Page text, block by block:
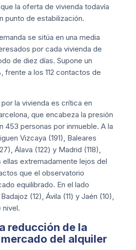
la oferta de vivienda todavía
punto de estabilización.
se sitúa en una media
por cada vivienda de
de diez días. Supone un
frente a los 112 contactos de
la vivienda es crítica en
que encabeza la presión
453 personas por inmueble. A la
Vizcaya (191), Baleares
Álava (122) y Madrid (118),
extremadamente lejos del
que el observatorio
equilibrado. En el lado
(12), Ávila (11) y Jaén (10),
nivel.
reducción de la
del alquiler